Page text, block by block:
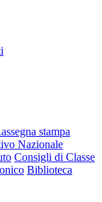
stampa
Nazionale
Consigli di Classe
Biblioteca